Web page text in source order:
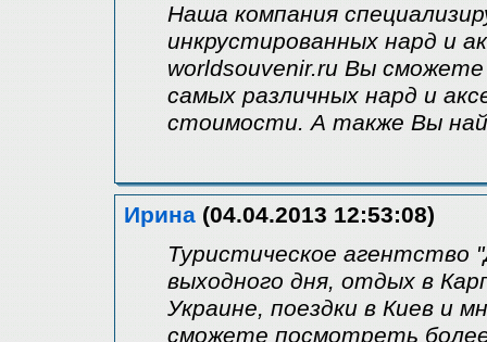
Наша компания
инкрустированных нард и
worldsouvenir.ru Вы
самых различных нард и
стоимости. А также Вы
Ирина (04.04.2013 12:53:08)
Туристическое агентство
выходного дня, отдых в
Украине, поездки в Киев и
сможете посмотреть